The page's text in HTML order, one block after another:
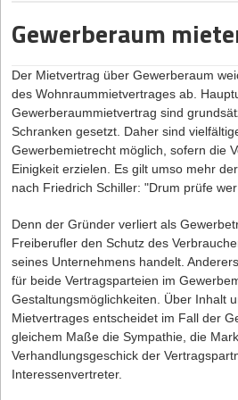
2. Mitarbeiter machen zu viele
Bußgelder, Nachzahlungen an den
Freiheitsstrafe.
Also Achtung, denn die Folgen sind
haben junge Unternehmen keine
Ressourcen für finanziellen Ahndungen
Gerichtsverfahren. Doch es gibt eine
Freelancer beschäftigt statt Mitarbeiter
sich viele Freiheiten vor allem in der
Homeoffice als Alternative?
Arbeiten von zuhause und nach
das ist längst keine Ausnahme mehr. In
Arbeiten im Homeoffice gut umsetzbar
Arbeitgeber als auch den Arbeitnehmer
verbunden. Doch auch hier gelten
(BGB) vor.
Zusammenschlüsse von Freiberuflern
Übersetzern, aber auch Beratern aller
Anbietern. Ist Zweck der Gesellschaft
Handelsgewerbes unter einer
offene Handelsgesellschaft (oHG)in
Handelsgesetzbuch (HGB)vor, die
einzutragen ist. Auf die oHG findet,
der Gesellschaft des bürgerlichen
Gewerberaum
Der Mietvertrag über Gewerberaum
des Wohnraummietvertrages ab.
Gewerberaummietvertrag sind
Schranken gesetzt. Daher sind
Gewerbemietrecht möglich, sofern die
Einigkeit erzielen. Es gilt umso mehr
nach Friedrich Schiller: "Drum prüfe
Denn der Gründer verliert als
Freiberufler den Schutz des
seines Unternehmens handelt.
für beide Vertragsparteien im
Gestaltungsmöglichkeiten. Über Inhalt
Mietvertrages entscheidet im Fall der
gleichem Maße die Sympathie, die
Verhandlungsgeschick der
Interessenvertreter.